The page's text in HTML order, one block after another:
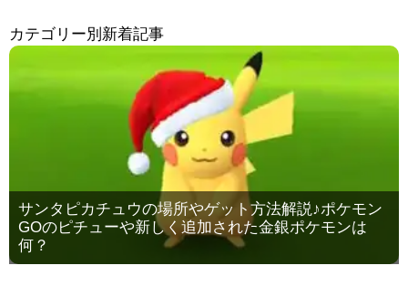
カテゴリー別新着記事
サンタピカチュウの場所やゲット方法解説♪ポケモン
GOのピチューや新しく追加された金銀ポケモンは
何？